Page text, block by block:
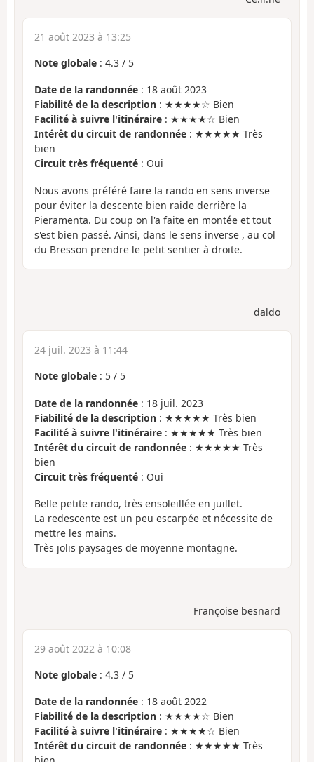
21 août 2023 à 13:25
Note globale : 4.3 / 5
Date de la randonnée : 18 août 2023
Fiabilité de la description : ★★★★☆ Bien
Facilité à suivre l'itinéraire : ★★★★☆ Bien
Intérêt du circuit de randonnée : ★★★★★ Très
bien
Circuit très fréquenté : Oui
Nous avons préféré faire la rando en sens inverse
pour éviter la descente bien raide derrière la
Pieramenta. Du coup on l'a faite en montée et tout
s'est bien passé. Ainsi, dans le sens inverse , au col
du Bresson prendre le petit sentier à droite.
daldo
24 juil. 2023 à 11:44
Note globale : 5 / 5
Date de la randonnée : 18 juil. 2023
Fiabilité de la description : ★★★★★ Très bien
Facilité à suivre l'itinéraire : ★★★★★ Très bien
Intérêt du circuit de randonnée : ★★★★★ Très
bien
Circuit très fréquenté : Oui
Belle petite rando, très ensoleillée en juillet.
La redescente est un peu escarpée et nécessite de
mettre les mains.
Très jolis paysages de moyenne montagne.
Françoise besnard
29 août 2022 à 10:08
Note globale : 4.3 / 5
Date de la randonnée : 18 août 2022
Fiabilité de la description : ★★★★☆ Bien
Facilité à suivre l'itinéraire : ★★★★☆ Bien
Intérêt du circuit de randonnée : ★★★★★ Très